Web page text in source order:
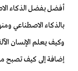
أفضل بفضل الذكاء
بالذكاء الاصطناعي
وكيف يعلم الإنسان
إضافة إلى كيف تصبح